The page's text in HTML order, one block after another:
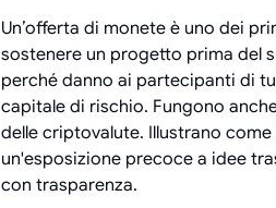
Un’offerta di monete è uno dei
sostenere un progetto prima del
perché danno ai partecipanti di
capitale di rischio. Fungono
delle criptovalute. Illustrano
un'esposizione precoce a idee
con trasparenza.